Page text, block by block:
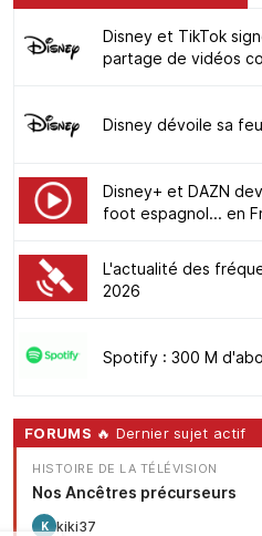
Disney et TikTok
partage de vidéos
Disney dévoile sa
Disney+ et DAZN
foot espagnol... en
L'actualité des
2026
Spotify : 300 M
FORUMS 🔥 Dernier sujet actif
HISTOIRE DE LA TÉLÉVISION
Nos Ancêtres précurseurs
K kiki37